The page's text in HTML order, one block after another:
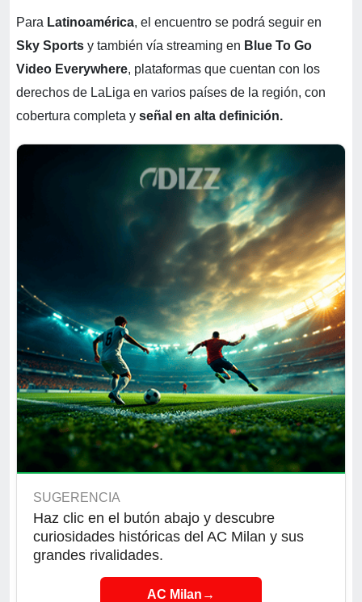
Para Latinoamérica, el encuentro se podrá seguir en
Sky Sports y también vía streaming en Blue To Go
Video Everywhere, plataformas que cuentan con los
derechos de LaLiga en varios países de la región, con
cobertura completa y señal en alta definición.
SUGERENCIA
Haz clic en el butón abajo y descubre
curiosidades históricas del AC Milan y sus
grandes rivalidades.
AC Milan →